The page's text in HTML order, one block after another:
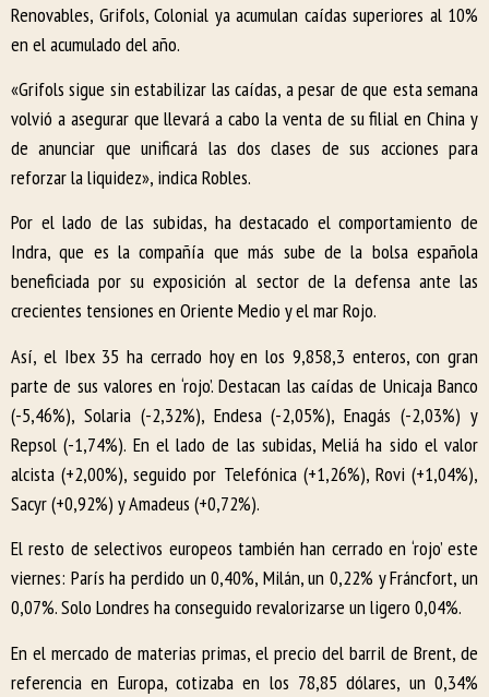
Renovables, Grifols, Colonial ya acumulan caídas superiores al 10%
en el acumulado del año.
«Grifols sigue sin estabilizar las caídas, a pesar de que esta semana
volvió a asegurar que llevará a cabo la venta de su filial en China y
de anunciar que unificará las dos clases de sus acciones para
reforzar la liquidez», indica Robles.
Por el lado de las subidas, ha destacado el comportamiento de
Indra, que es la compañía que más sube de la bolsa española
beneficiada por su exposición al sector de la defensa ante las
crecientes tensiones en Oriente Medio y el mar Rojo.
Así, el Ibex 35 ha cerrado hoy en los 9,858,3 enteros, con gran
parte de sus valores en ‘rojo’. Destacan las caídas de Unicaja Banco
(-5,46%), Solaria (-2,32%), Endesa (-2,05%), Enagás (-2,03%) y
Repsol (-1,74%). En el lado de las subidas, Meliá ha sido el valor
alcista (+2,00%), seguido por Telefónica (+1,26%), Rovi (+1,04%),
Sacyr (+0,92%) y Amadeus (+0,72%).
El resto de selectivos europeos también han cerrado en ‘rojo’ este
viernes: París ha perdido un 0,40%, Milán, un 0,22% y Fráncfort, un
0,07%. Solo Londres ha conseguido revalorizarse un ligero 0,04%.
En el mercado de materias primas, el precio del barril de Brent, de
referencia en Europa, cotizaba en los 78,85 dólares, un 0,34%